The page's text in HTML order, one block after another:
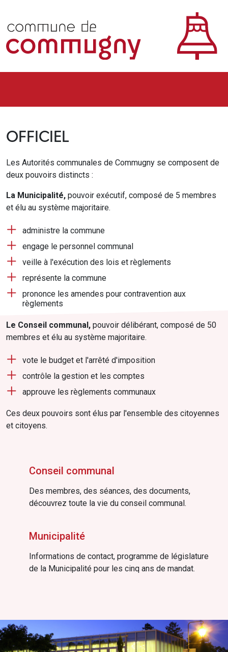
OFFICIEL
Les Autorités communales de Commugny se composent de
deux pouvoirs distincts :
La Municipalité, pouvoir exécutif, composé de 5 membres
et élu au système majoritaire.
administre la commune
engage le personnel communal
veille à l'exécution des lois et règlements
représente la commune
prononce les amendes pour contravention aux
règlements
Le Conseil communal, pouvoir délibérant, composé de 50
membres et élu au système majoritaire.
vote le budget et l'arrêté d'imposition
contrôle la gestion et les comptes
approuve les règlements communaux
Ces deux pouvoirs sont élus par l'ensemble des citoyennes
et citoyens.
Conseil communal
Des membres, des séances, des documents,
découvrez toute la vie du conseil communal.
Municipalité
Informations de contact, programme de législature
de la Municipalité pour les cinq ans de mandat.